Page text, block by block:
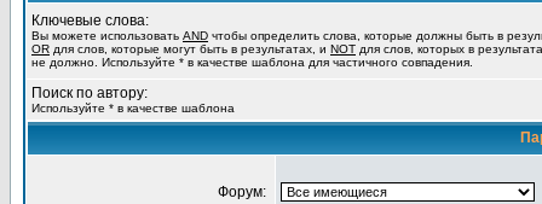
Ключевые слова:
Вы можете использовать AND чтобы определить слова, которые должны быть в
OR для слов, которые могут быть в результатах, и NOT для слов, которых в
не должно. Используйте * в качестве шаблона для частичного совпадения.
Поиск по автору:
Используйте * в качестве шаблона
Форум: